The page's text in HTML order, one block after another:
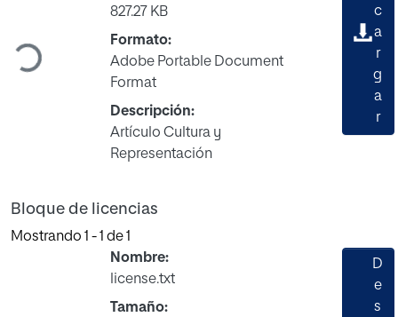
Cargando...
827.27 KB
Formato:
Adobe Portable Document
Format
Descripción:
Artículo Cultura y
Representación
c
a
r
g
a
r
Bloque de licencias
Mostrando 1 - 1 de 1
Nombre:
license.txt
Tamaño:
D
e
s